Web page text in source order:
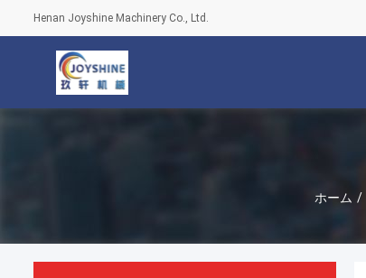
Henan Joyshine Machinery Co., Ltd.
ホーム /